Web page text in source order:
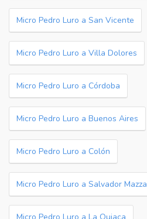
Micro Pedro Luro a San Vicente
Micro Pedro Luro a Villa Dolores
Micro Pedro Luro a Córdoba
Micro Pedro Luro a Buenos Aires
Micro Pedro Luro a Colón
Micro Pedro Luro a Salvador Mazza